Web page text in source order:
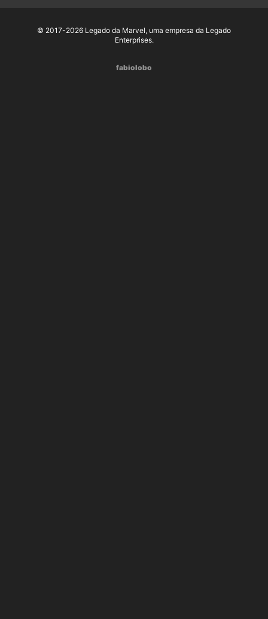
© 2017-2026 Legado da Marvel, uma empresa da Legado
Enterprises.
fabiolobo